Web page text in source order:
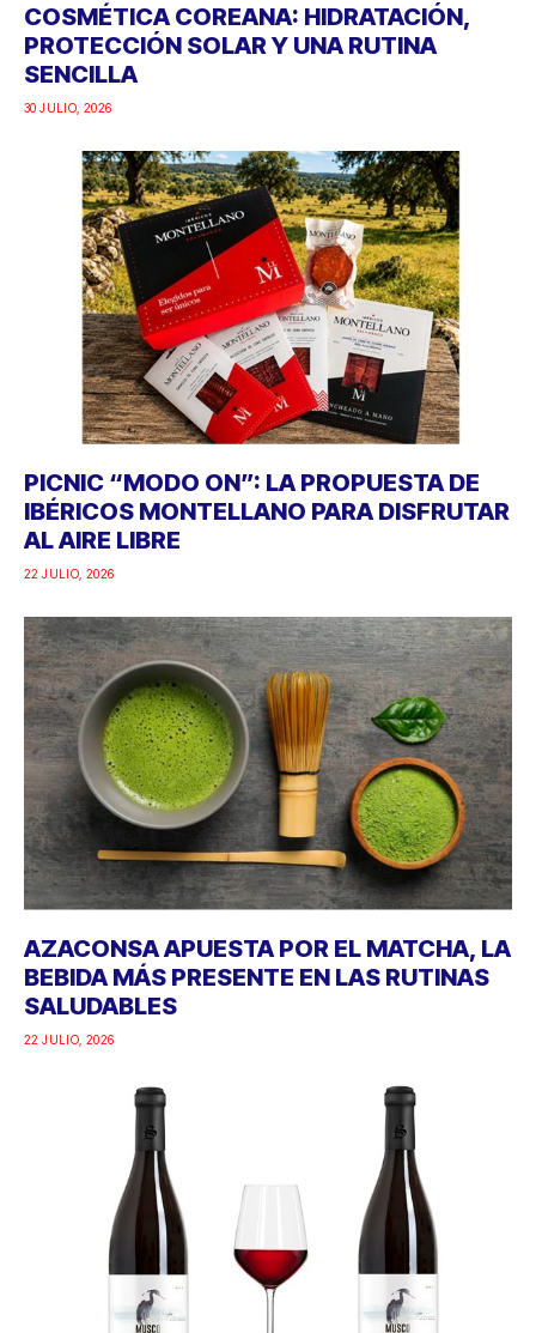
COSMÉTICA COREANA: HIDRATACIÓN,
PROTECCIÓN SOLAR Y UNA RUTINA
SENCILLA
30 JULIO, 2026
PICNIC “MODO ON”: LA PROPUESTA DE
IBÉRICOS MONTELLANO PARA DISFRUTAR
AL AIRE LIBRE
22 JULIO, 2026
AZACONSA APUESTA POR EL MATCHA, LA
BEBIDA MÁS PRESENTE EN LAS RUTINAS
SALUDABLES
22 JULIO, 2026